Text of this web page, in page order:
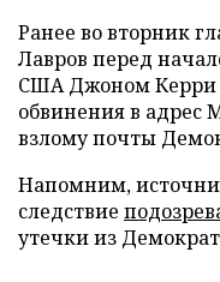
Ранее во вторник
Лавров перед
США Джоном Керри
обвинения в адрес
взлому почты
Напомним,
следствие
утечки из